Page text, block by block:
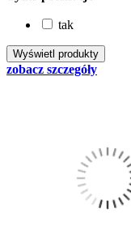
tak
zobacz szczegóły